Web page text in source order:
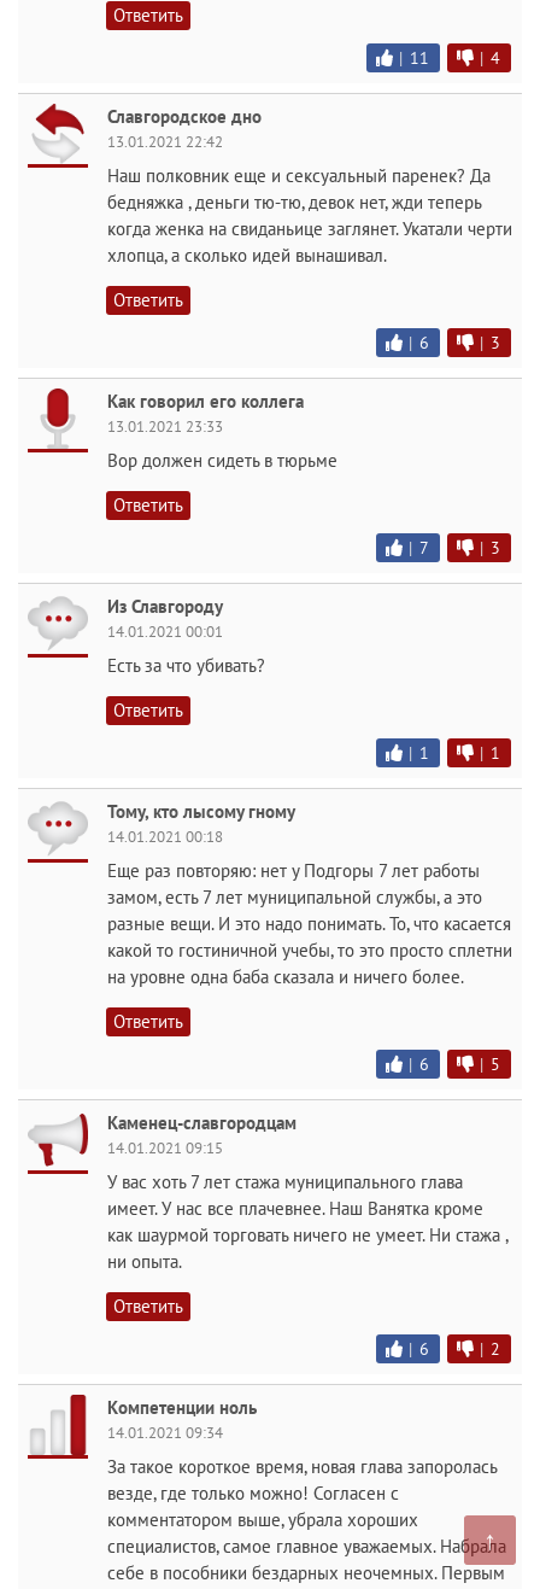
Ответить
| 11 | 4
Славгородское дно
13.01.2021 22:42
Наш полковник еще и сексуальный паренек? Да
бедняжка , деньги тю-тю, девок нет, жди теперь
когда женка на свиданьице заглянет. Укатали черти
хлопца, а сколько идей вынашивал.
Ответить
| 6 | 3
Как говорил его коллега
13.01.2021 23:33
Вор должен сидеть в тюрьме
Ответить
| 7 | 3
Из Славгороду
14.01.2021 00:01
Есть за что убивать?
Ответить
| 1 | 1
Тому, кто лысому гному
14.01.2021 00:18
Еще раз повторяю: нет у Подгоры 7 лет работы
замом, есть 7 лет муниципальной службы, а это
разные вещи. И это надо понимать. То, что касается
какой то гостиничной учебы, то это просто сплетни
на уровне одна баба сказала и ничего более.
Ответить
| 6 | 5
Каменец-славгородцам
14.01.2021 09:15
У вас хоть 7 лет стажа муниципального глава
имеет. У нас все плачевнее. Наш Ванятка кроме
как шаурмой торговать ничего не умеет. Ни стажа ,
ни опыта.
Ответить
| 6 | 2
Компетенции ноль
14.01.2021 09:34
За такое короткое время, новая глава запоролась
везде, где только можно! Согласен с
комментатором выше, убрала хороших
специалистов, самое главное уважаемых. Набрала
себе в пособники бездарных неочемных. Первым
↑